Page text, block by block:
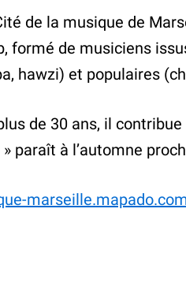
de la musique de
formé de musiciens
hawzi) et populaires
de 30 ans, il
» paraît à l’automne